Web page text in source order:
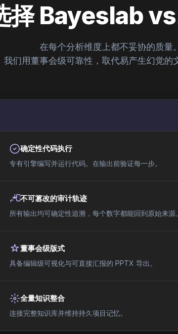
择 Bayeslab
在每个分析维度上都不妥协的质量。
我们用董事会级可靠性，取代易产生幻觉的
确定性代码执行
专有引擎编写并运行代码。在输出前验证每一步。
不可篡改的审计轨迹
所有输出均可确定性追溯，每个数字都能回到原始来源。
董事会级版式
具备编辑级可视化与可直接汇报的 PPTX 导出。
全量知识整合
连接完整知识库并维持持久项目记忆。